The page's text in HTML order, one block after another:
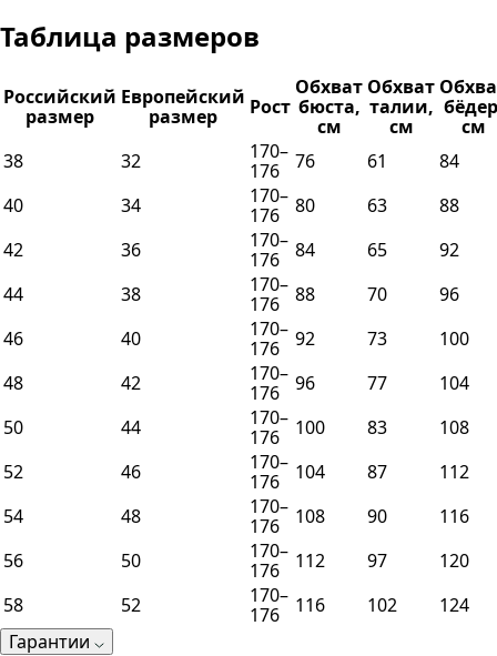
Таблица размеров
Российский
размер
Европейский
размер
Рост
Обхват
бюста,
см
Обхват
талии,
см
см
38
32
170–
176
76 61
84
40
34
170–
176
80 63
88
42
36
170–
176
84 65
92
44
38
170–
176
88 70
96
46
40
170–
176
92 73
100
48
42
170–
176
96 77
104
50
44
170–
176
100 83
108
52
46
170–
176
104 87
112
54
48
170–
176
108 90
116
56
50
170–
176
112 97
120
58
52
170–
176
116 102
124
Гарантии